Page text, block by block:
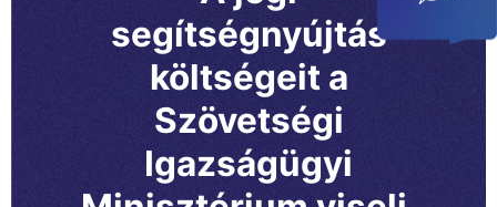
segítségnyújtás
költségeit a
Szövetségi
Igazságügyi